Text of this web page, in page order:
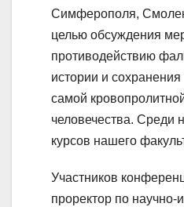
Симферополя,
целью обсуждения
противодействию
истории и
самой
человечества. Среди
курсов нашего
Участников
проректор по научно-